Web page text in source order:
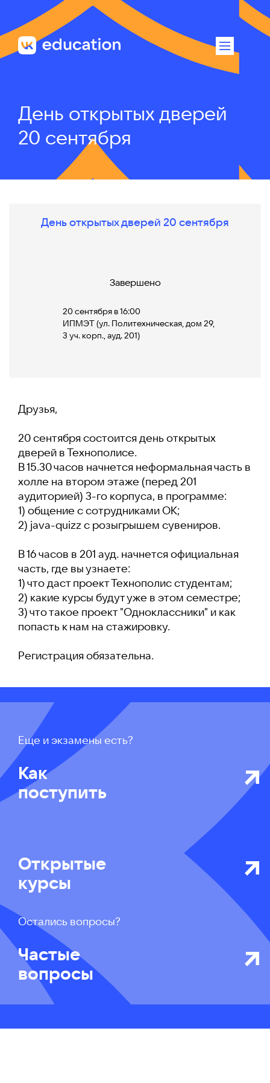
День открытых дверей
20 сентября
День открытых дверей 20 сентября
20 сентября в 16:00
ИПМЭТ (ул. Политехническая, дом 29,
3 уч. корп., ауд. 201)
Завершено
Друзья,
20 сентября состоится день открытых
дверей в Технополисе.
В 15.30 часов начнется неформальная часть в
холле на втором этаже (перед 201
аудиторией) 3-го корпуса, в программе:
1) общение с сотрудниками OK;
2) java-quizz с розыгрышем сувениров.
В 16 часов в 201 ауд. начнется официальная
часть, где вы узнаете:
1) что даст проект Технополис студентам;
2) какие курсы будут уже в этом семестре;
3) что такое проект "Одноклассники" и как
попасть к нам на стажировку.
Регистрация обязательна.
Еще и экзамены есть?
Как
поступить
Открытые
курсы
Остались вопросы?
Частые
вопросы